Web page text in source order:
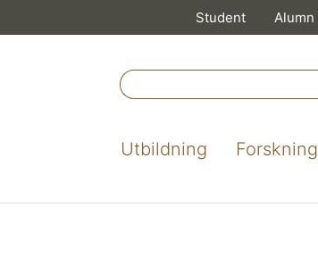
Student Alumn
Utbildning Forskning